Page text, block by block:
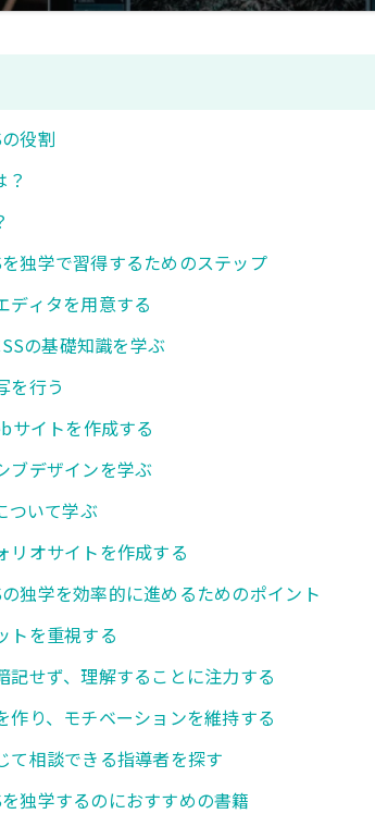
役割
？
独学で習得するためのステップ
ディタを用意する
の基礎知識を学ぶ
を行う
サイトを作成する
ブデザインを学ぶ
ついて学ぶ
リオサイトを作成する
独学を効率的に進めるためのポイント
トを重視する
記せず、理解することに注力する
作り、モチベーションを維持する
て相談できる指導者を探す
独学するのにおすすめの書籍